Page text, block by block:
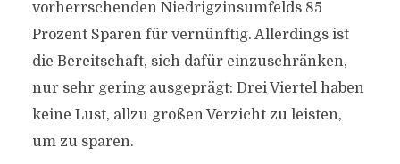
vorherrschenden Niedrigzinsumfelds 85
Prozent Sparen für vernünftig. Allerdings ist
die Bereitschaft, sich dafür einzuschränken,
nur sehr gering ausgeprägt: Drei Viertel haben
keine Lust, allzu großen Verzicht zu leisten,
um zu sparen.